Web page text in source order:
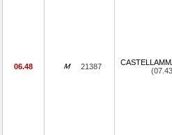
06.48 21387